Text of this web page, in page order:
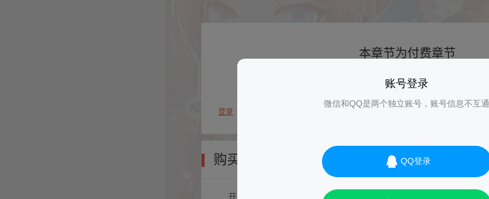
账号登录
微信和QQ是两个独立账号，账号信息不互通
QQ登录